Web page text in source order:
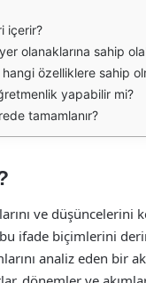
içerir?
olanaklarına sahip
özelliklere sahip
yapabilir mi?
tamamlanır?
ve düşüncelerini
ifade biçimlerini
analiz eden bir